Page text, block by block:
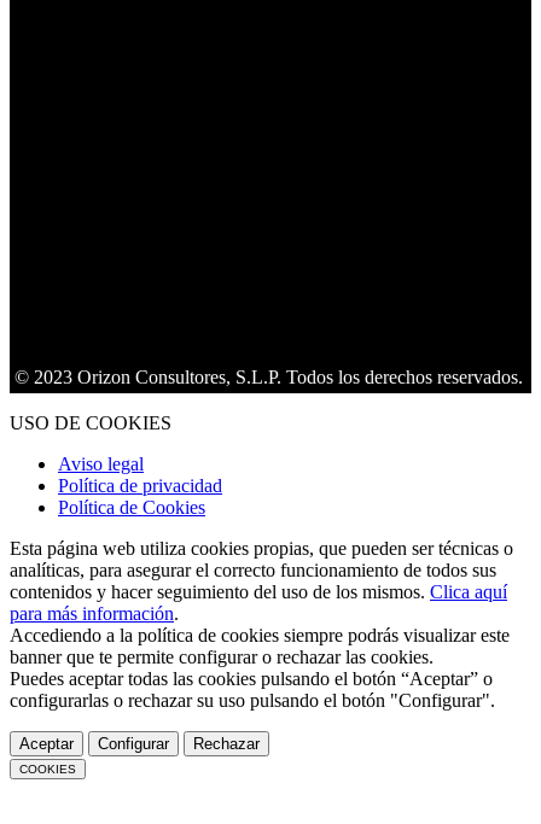
Orizon Consultores, S.L.P. Todos los derechos reservados.
USO DE COOKIES
Aviso legal
Política de privacidad
Política de Cookies
Esta página web utiliza cookies propias, que pueden ser técnicas o
analíticas, para asegurar el correcto funcionamiento de todos sus
contenidos y hacer seguimiento del uso de los mismos. Clica aquí
para más información.
Accediendo a la política de cookies siempre podrás visualizar este
banner que te permite configurar o rechazar las cookies.
Puedes aceptar todas las cookies pulsando el botón “Aceptar” o
configurarlas o rechazar su uso pulsando el botón "Configurar".
Aceptar Configurar Rechazar
COOKIES